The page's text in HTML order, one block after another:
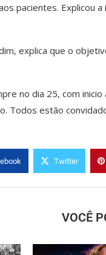
pacientes. Explicou
explica que o
no dia 25, com
Todos estão
Twitter
VOCÊ